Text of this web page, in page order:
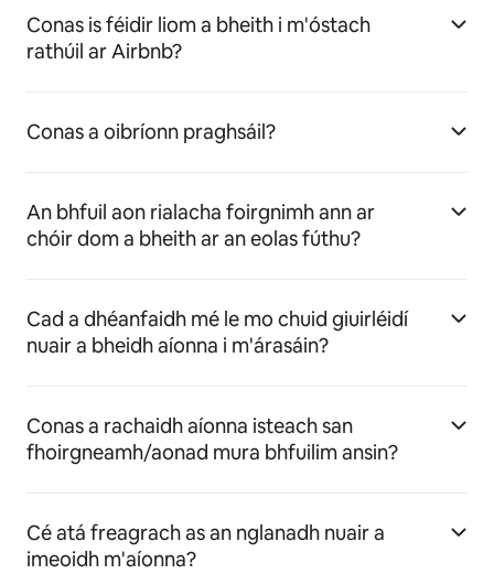
Conas is féidir liom a bheith i m'óstach
rathúil ar Airbnb?
Conas a oibríonn praghsáil?
An bhfuil aon rialacha foirgnimh ann ar
chóir dom a bheith ar an eolas fúthu?
Cad a dhéanfaidh mé le mo chuid giuirléidí
nuair a bheidh aíonna i m'árasáin?
Conas a rachaidh aíonna isteach san
fhoirgneamh/aonad mura bhfuilim ansin?
Cé atá freagrach as an nglanadh nuair a
imeoidh m'aíonna?